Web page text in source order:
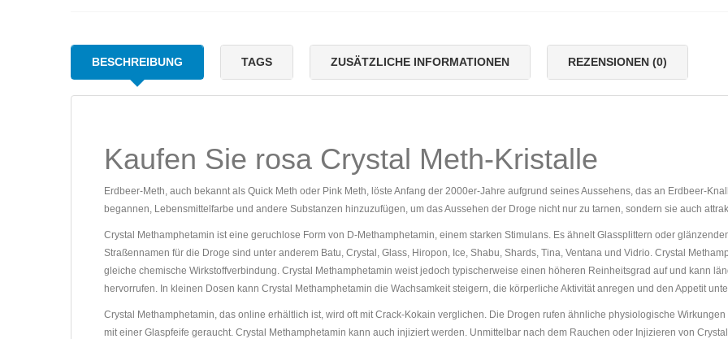
BESCHREIBUNG TAGS ZUSÄTZLICHE INFORMATIONEN REZENSIONEN (0)
Kaufen Sie rosa Crystal Meth-Kristalle
Erdbeer-Meth, auch bekannt als Quick Meth oder Pink Meth, löste Anfang der 2000er-Jahre aufgrund seines Aussehens, das an Erdbeer-
begannen, Lebensmittelfarbe und andere Substanzen hinzuzufügen, um das Aussehen der Droge nicht nur zu tarnen, sondern sie auch
Crystal Methamphetamin ist eine geruchlose Form von D-Methamphetamin, einem starken Stimulans. Es ähnelt Glassplittern oder
Straßennamen für die Droge sind unter anderem Batu, Crystal, Glass, Hiropon, Ice, Shabu, Shards, Tina, Ventana und Vidrio. Crystal
gleiche chemische Wirkstoffverbindung. Crystal Methamphetamin weist jedoch typischerweise einen höheren Reinheitsgrad auf und kann
hervorrufen. In kleinen Dosen kann Crystal Methamphetamin die Wachsamkeit steigern, die körperliche Aktivität anregen und den Appetit
Crystal Methamphetamin, das online erhältlich ist, wird oft mit Crack-Kokain verglichen. Die Drogen rufen ähnliche physiologische
mit einer Glaspfeife geraucht. Crystal Methamphetamin kann auch injiziert werden. Unmittelbar nach dem Rauchen oder Injizieren von